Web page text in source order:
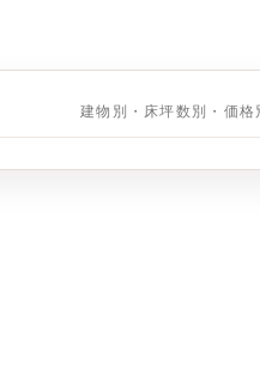
建物別・床坪数別・価